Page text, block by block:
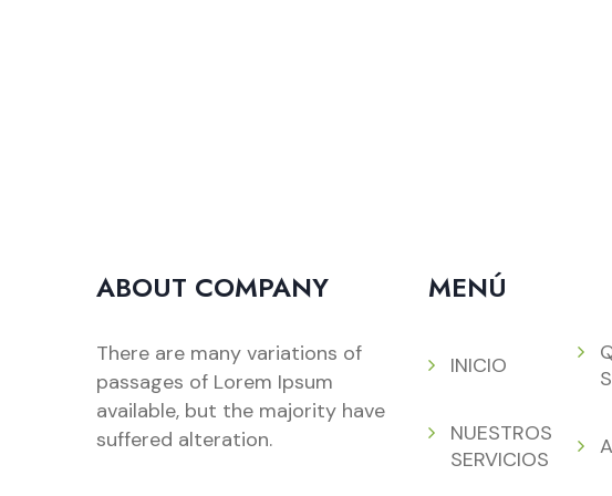
ABOUT COMPANY
There are many variations of
passages of Lorem Ipsum
available, but the majority have
suffered alteration.
MENÚ
INICIO
NUESTROS
SERVICIOS